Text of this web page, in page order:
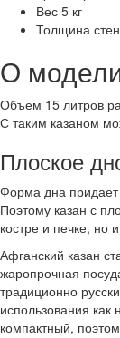
Вес 5 кг
Толщина
О
Объем 15 литров
С таким казаном
Плоское
Форма дна придает
Поэтому казан с
костре и печке, но
Афганский казан
жаропрочная
традиционно
использования
компактный,